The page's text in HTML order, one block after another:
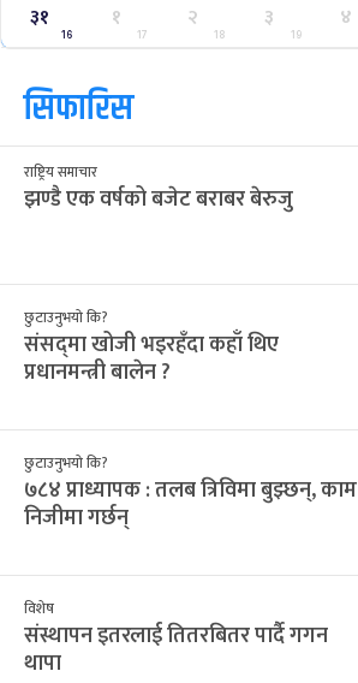
३१
16
१
17
२
18
३
19
४
सिफारिस
राष्ट्रिय समाचार
झण्डै एक वर्षको बजेट बराबर बेरुजु
छुटाउनुभयो कि?
संसद्‌मा खोजी भइरहँदा कहाँ थिए
प्रधानमन्त्री बालेन ?
छुटाउनुभयो कि?
७८४ प्राध्यापक : तलब त्रिविमा बुझ्छन्, काम
निजीमा गर्छन्
विशेष
संस्थापन इतरलाई तितरबितर पार्दै गगन
थापा